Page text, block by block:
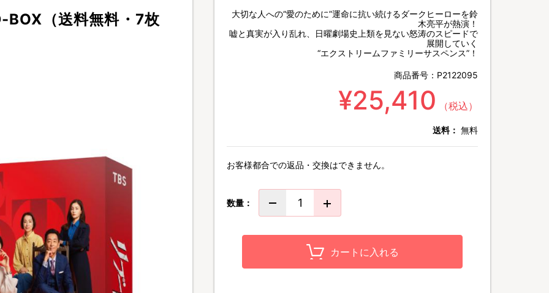
BOX（送料無料・7枚
大切な人への“愛のために”運命に抗い続けるダークヒーローを鈴
木亮平が熱演！
嘘と真実が入り乱れ、日曜劇場史上類を見ない怒涛のスピードで
展開していく
“エクストリームファミリーサスペンス”！
商品番号： P2122095
¥25,410 （税込）
送料： 無料
お客様都合での返品・交換はできません。
数量：
カートに入れる